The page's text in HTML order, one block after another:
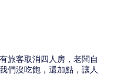
旅客取消四人房，老闆自
們沒吃飽，還加點，讓人